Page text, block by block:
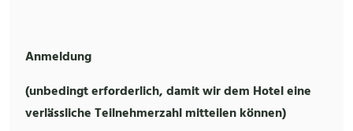
Anmeldung
(unbedingt erforderlich, damit wir dem Hotel eine
verlässliche Teilnehmerzahl mitteilen können)